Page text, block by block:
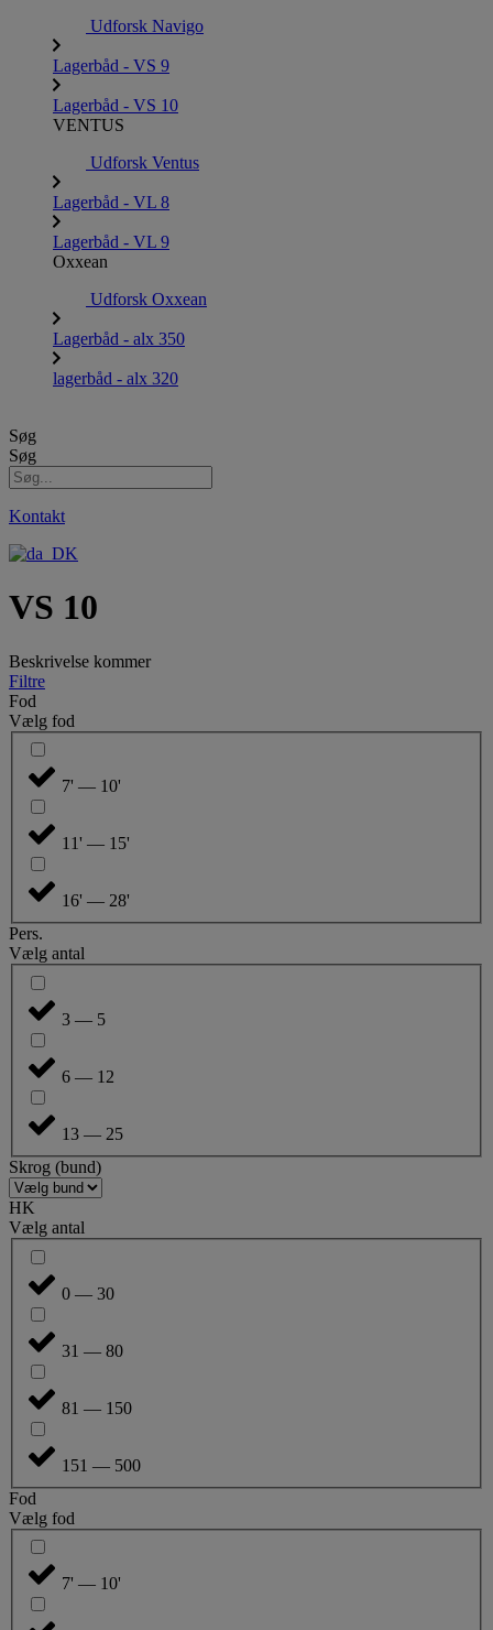
Udforsk Navigo
Lagerbåd - VS 9
Lagerbåd - VS 10
VENTUS
Udforsk Ventus
Lagerbåd - VL 8
Lagerbåd - VL 9
Oxxean
Udforsk Oxxean
Lagerbåd - alx 350
lagerbåd - alx 320
Søg
Søg
Kontakt
VS 10
Beskrivelse kommer
Filtre
Fod
Vælg fod
7' — 10'
11' — 15'
16' — 28'
Pers.
Vælg antal
3 — 5
6 — 12
13 — 25
Skrog (bund)
HK
Vælg antal
0 — 30
31 — 80
81 — 150
151 — 500
Fod
Vælg fod
7' — 10'